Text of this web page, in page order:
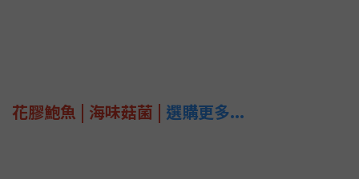
花膠鮑魚 | 海味菇菌 | 選購更多...